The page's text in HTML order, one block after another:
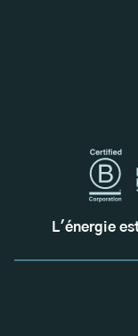
L'énergie